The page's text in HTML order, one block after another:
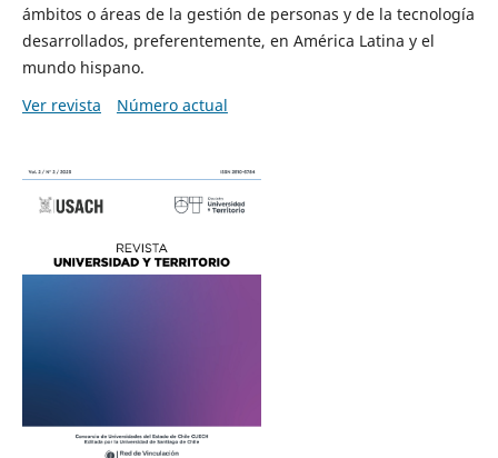
ámbitos o áreas de la gestión de personas y de la tecnología
desarrollados, preferentemente, en América Latina y el
mundo hispano.
Ver revista
Número actual